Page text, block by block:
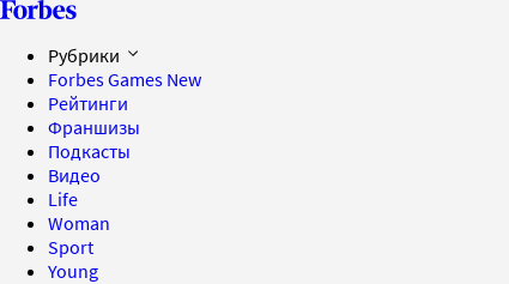
Рубрики
Forbes Games New
Рейтинги
Франшизы
Подкасты
Видео
Life
Woman
Sport
Young